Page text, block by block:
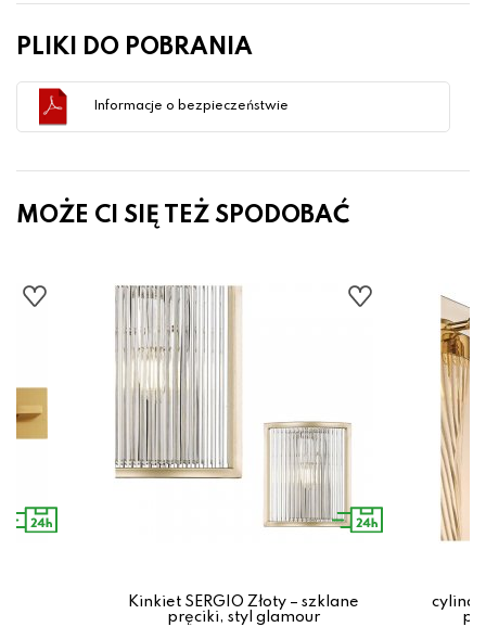
PLIKI DO POBRANIA
Informacje o bezpieczeństwie
MOŻE CI SIĘ TEŻ SPODOBAĆ
Kinkiet SERGIO Złoty – szklane
pręciki, styl glamour